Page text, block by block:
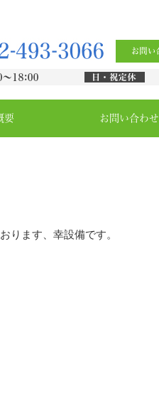
要 お問い合わせ
ります、幸設備です。